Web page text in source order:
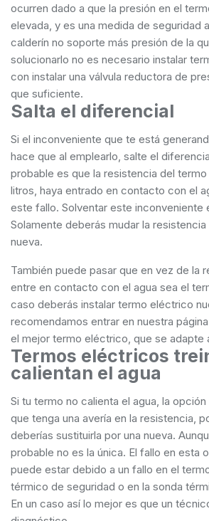
ocurren dado a que la presión en el
elevada, y es una medida de seguridad
calderín no soporte más presión de la
solucionarlo no es necesario instalar
con instalar una válvula reductora de
que suficiente.
Salta el diferencial
Si el inconveniente que te está
hace que al emplearlo, salte el
probable es que la resistencia del
litros, haya entrado en contacto con el
este fallo. Solventar este inconveniente
Solamente deberás mudar la resistencia
nueva.
También puede pasar que en vez de la
entre en contacto con el agua sea el
caso deberás instalar termo eléctrico
recomendamos entrar en nuestra
el mejor termo eléctrico, que se adapte
Termos eléctricos
calientan el agua
Si tu termo no calienta el agua, la
que tenga una avería en la resistencia,
deberías sustituirla por una nueva.
probable no es la única. El fallo en esta
puede estar debido a un fallo en el
térmico de seguridad o en la sonda
En un caso así lo mejor es que un